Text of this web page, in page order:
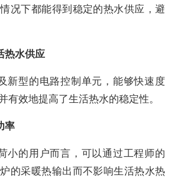
况下都能得到稳定的热水供应，避
热水供应
新型的电路控制单元，能够快速度
有效地提高了生活热水的稳定性。
率
小的用户而言，可以通过工程师的
的采暖热输出而不影响生活热水热